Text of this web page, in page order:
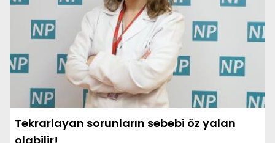
Tekrarlayan sorunların sebebi öz yalan